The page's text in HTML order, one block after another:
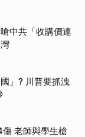
中共「收購價連
」? 川普要抓洩
老師與學生槍